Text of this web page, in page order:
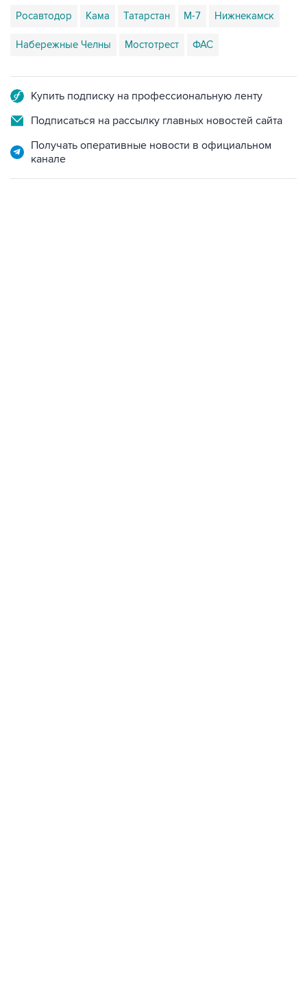
Росавтодор Кама Татарстан М-7 Нижнекамск
Набережные Челны Мостотрест ФАС
Купить подписку на профессиональную ленту
Подписаться на рассылку главных новостей сайта
Получать оперативные новости в официальном
канале